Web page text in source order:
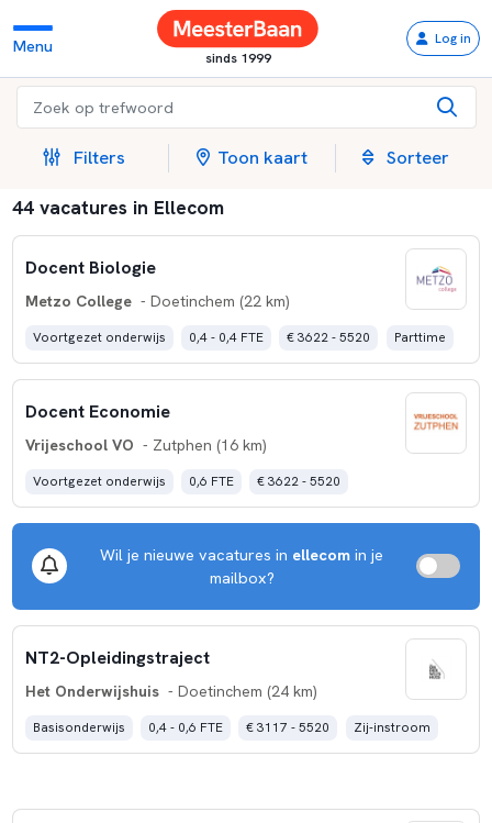
Menu
sinds 1999
Log in
Filters Toon kaart Sorteer
44 vacatures in Ellecom
Docent Biologie
Metzo College - Doetinchem (22 km)
Voortgezet onderwijs 0,4 - 0,4 FTE € 3622 - 5520 Parttime
Docent Economie
Vrijeschool VO - Zutphen (16 km)
Voortgezet onderwijs 0,6 FTE € 3622 - 5520
Wil je nieuwe vacatures in ellecom in je
mailbox?
NT2-Opleidingstraject
Het Onderwijshuis - Doetinchem (24 km)
Basisonderwijs 0,4 - 0,6 FTE € 3117 - 5520 Zij-instroom